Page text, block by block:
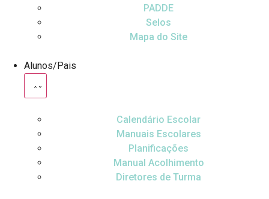
PADDE
Selos
Mapa do Site
Alunos/Pais
Calendário Escolar
Manuais Escolares
Planificações
Manual Acolhimento
Diretores de Turma